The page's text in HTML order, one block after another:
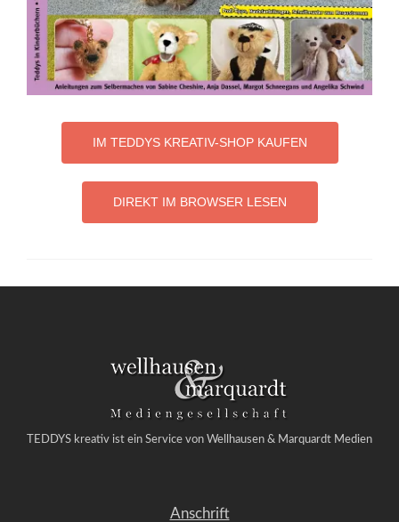
IM TEDDYS KREATIV-SHOP KAUFEN
DIREKT IM BROWSER LESEN
TEDDYS kreativ ist ein Service von Wellhausen & Marquardt Medien
Anschrift